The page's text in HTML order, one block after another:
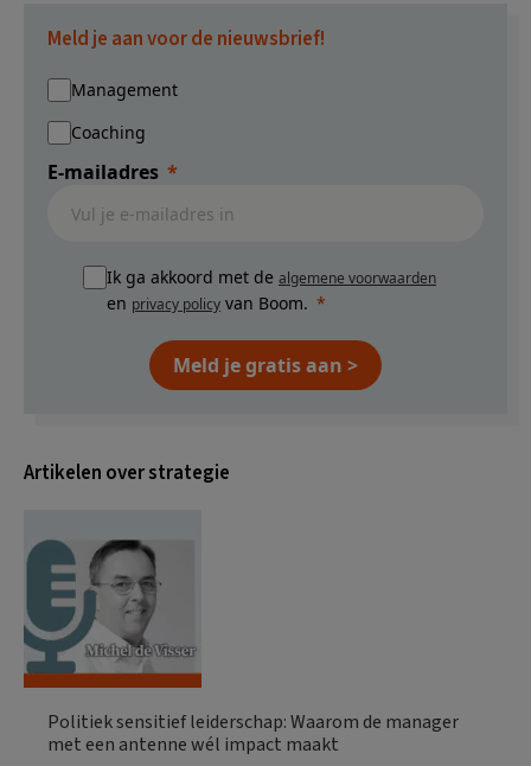
Meld je aan voor de nieuwsbrief!
Management
Coaching
E-mailadres
Ik ga akkoord met de algemene voorwaarden
en privacy policy van Boom.
Meld je gratis aan >
Artikelen over strategie
Politiek sensitief leiderschap: Waarom de manager
met een antenne wél impact maakt